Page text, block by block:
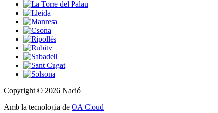
Copyright © 2026 Nació
Amb la tecnologia de OA Cloud